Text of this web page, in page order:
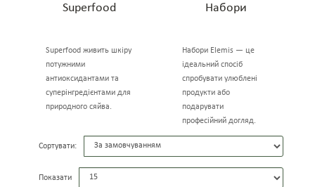
Superfood
Superfood живить шкіру
потужними
антиоксидантами та
суперінгредієнтами для
природного сяйва.
Набори
Набори Elemis — це
ідеальний спосіб
спробувати улюблені
продукти або
подарувати
професійний догляд.
Сортувати:
Показати